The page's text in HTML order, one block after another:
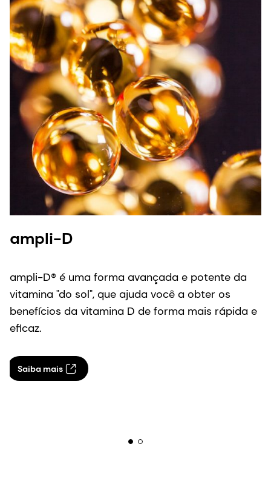
ampli-D
ampli-D® é uma forma avançada e potente da
vitamina "do sol", que ajuda você a obter os
benefícios da vitamina D de forma mais rápida e
eficaz.
Saiba mais